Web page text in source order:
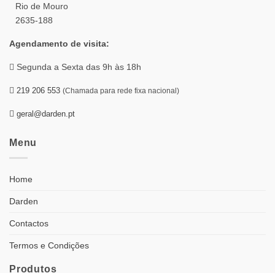
Rio de Mouro
2635-188
Agendamento de visita:
Segunda a Sexta das 9h às 18h
219 206 553 (Chamada para rede fixa nacional)
geral@darden.pt
Menu
Home
Darden
Contactos
Termos e Condições
Produtos